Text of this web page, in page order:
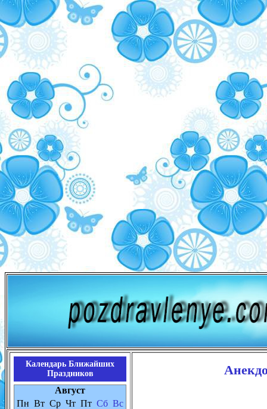
Календарь Ближайших
Праздников
Август
Пн Вт Ср Чт Пт Сб Вс